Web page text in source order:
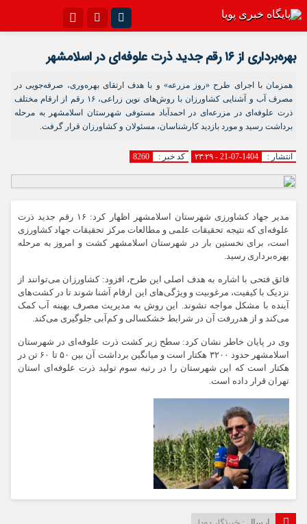
آپارات
اپلیکیشن
بهره‌برداری از ۱۶ رقم جدید ذرت علوفه‌ای در اسلامشهر
همزمان با اجرای طرح «روز مزرعه» و با هدف ارتقای بهره‌وری، صرفه‌جویی در
مصرف آب و آشنایی کشاورزان با روش‌های نوین زراعی، ۱۶ رقم از ارقام مختلف
ذرت علوفه‌ای در مزرعه‌ای در احمدآباد مستوفی شهرستان اسلامشهر به مرحله
برداشت رسید و مورد بازدید کارشناسان، مسئولان و کشاورزان قرار گرفت.
انتشار : 1404-07-21 - ۲۳:۲۹ کد خبر : 8260
مدیر جهاد کشاورزی شهرستان اسلامشهر اظهار کرد: ۱۶ رقم جدید ذرت
علوفه‌ای که نتیجه تحقیقات علمی و مطالعات مرکز تحقیقات جهاد کشاورزی
است، برای نخستین بار در شهرستان اسلامشهر کشت و امروز به مرحله
بهره‌برداری رسید.
فائق فتحی با اشاره به هدف اصلی این طرح، افزود: کشاورزان می‌توانند از
نزدیک با کیفیت، مرغوبیت و ویژگی‌های این ارقام آشنا شوند تا در کشت‌های
آینده با مشکل مواجه نشوند. این روش به مدیریت مصرف بهینه آب کمک
می‌کند و از هدررفت آن در شرایط خشکسالی و کم‌آبی جلوگیری می‌کند.
وی در پایان خاطر نشان کرد: سطح زیر کشت ذرت علوفه‌ای در شهرستان
اسلامشهر حدود ۳۲۰۰ هکتار است و میانگین برداشت آن بین ۵۰ تا ۶۰ تن در
هکتار است که این شهرستان را در رتبه سوم تولید ذرت علوفه‌ای استان
تهران قرار داده است.